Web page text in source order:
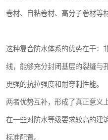
卷材、自粘卷材、高分子卷材等
这种复合防水体系的优势在于：
线，能够充分封闭基层的裂缝与
更强的抗拉强度和耐穿刺性能。
两者优势互补，形成了真正意义
在一些对防水等级要求较高的建
标准配置。